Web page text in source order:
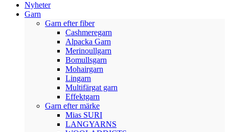
Nyheter
Garn
Garn efter fiber
Cashmeregarn
Alpacka Garn
Merinoullgarn
Bomullsgarn
Mohairgarn
Lingarn
Multifärgat garn
Effektgarn
Garn efter märke
Mias SURI
LANGYARNS